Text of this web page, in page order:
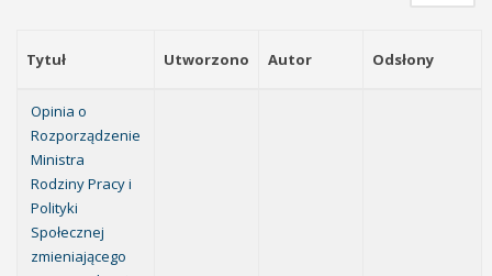
Tytuł Utworzono Autor Odsłony
Opinia o
Rozporządzenie
Ministra
Rodziny Pracy i
Polityki
Społecznej
zmieniającego